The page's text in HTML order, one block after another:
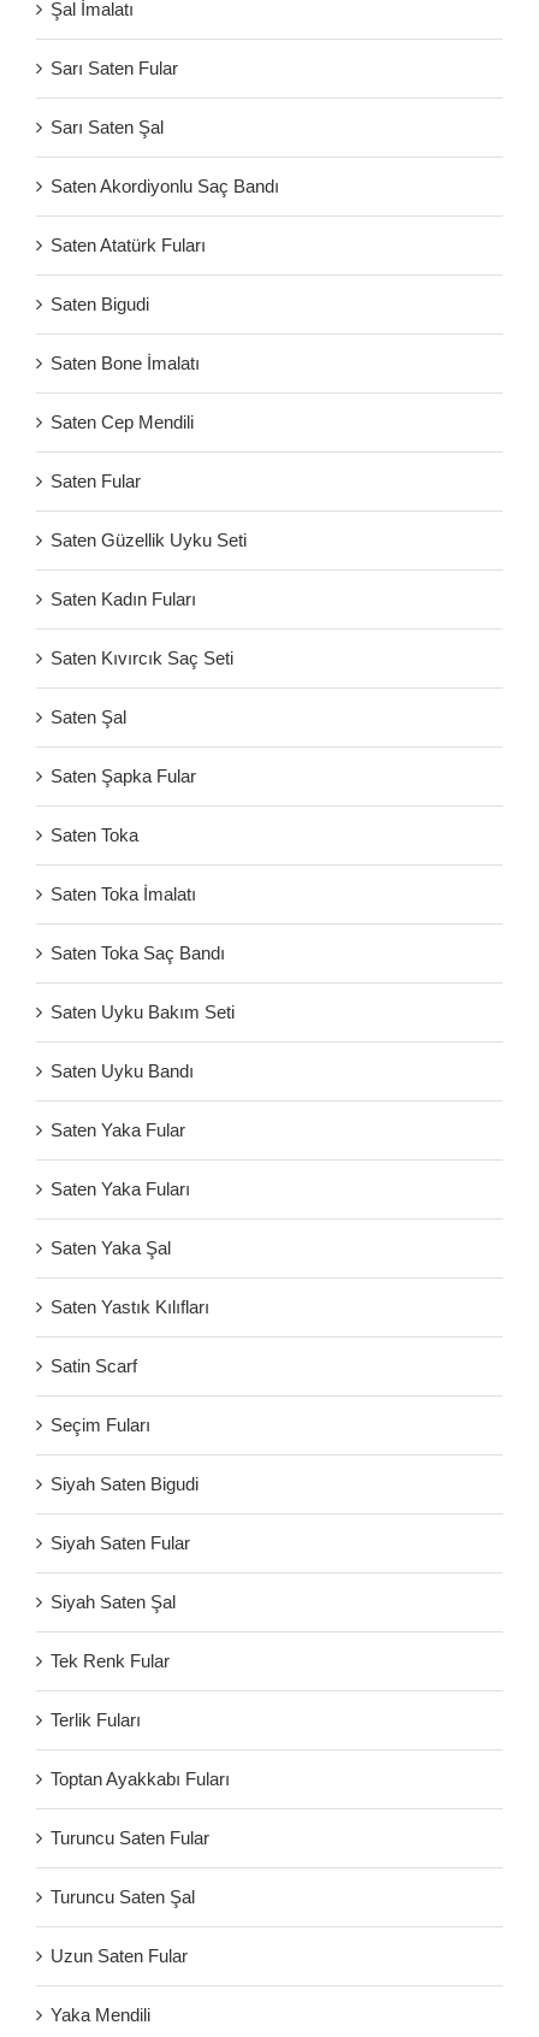
Şal İmalatı
Sarı Saten Fular
Sarı Saten Şal
Saten Akordiyonlu Saç Bandı
Saten Atatürk Fuları
Saten Bigudi
Saten Bone İmalatı
Saten Cep Mendili
Saten Fular
Saten Güzellik Uyku Seti
Saten Kadın Fuları
Saten Kıvırcık Saç Seti
Saten Şal
Saten Şapka Fular
Saten Toka
Saten Toka İmalatı
Saten Toka Saç Bandı
Saten Uyku Bakım Seti
Saten Uyku Bandı
Saten Yaka Fular
Saten Yaka Fuları
Saten Yaka Şal
Saten Yastık Kılıfları
Satin Scarf
Seçim Fuları
Siyah Saten Bigudi
Siyah Saten Fular
Siyah Saten Şal
Tek Renk Fular
Terlik Fuları
Toptan Ayakkabı Fuları
Turuncu Saten Fular
Turuncu Saten Şal
Uzun Saten Fular
Yaka Mendili